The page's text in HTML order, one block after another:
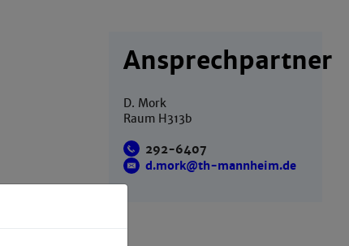
Ansprechpartner
D. Mork
Raum H313b
292-6407
d.mork@th-mannheim.de